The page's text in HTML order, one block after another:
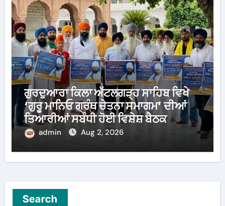
ਗੁਰਦੁਆਰਾ ਕਿਲਾ ਅੱਟਲਗੜ੍ਹ ਸਾਹਿਬ ਵਿਖੇ
‘ਗੁਰੂ ਮਾਨਿਓ ਗ੍ਰੰਥ ਚੇਤਨਾ ਸਮਾਗਮ’ ਦੀਆਂ
ਤਿਆਰੀਆਂ ਸਬੰਧੀ ਹੋਈ ਵਿਸ਼ੇਸ਼ ਬੈਠਕ
admin Aug 2, 2026
Search